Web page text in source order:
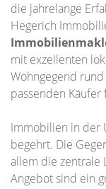
die jahrelange
Hegerich
mit exzellenten
Wohngegend
passenden
Immobilien in der
begehrt. Die
allem die zentrale
Angebot sind ein